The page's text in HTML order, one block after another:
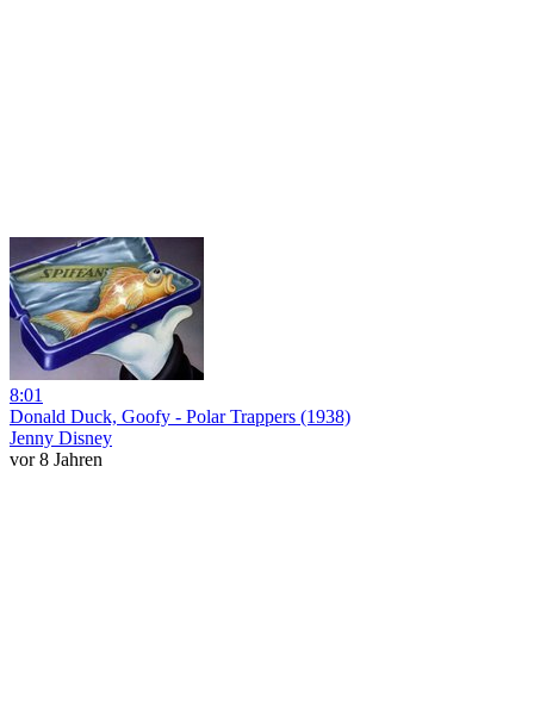
8:01
Donald Duck, Goofy - Polar Trappers (1938)
Jenny Disney
vor 8 Jahren